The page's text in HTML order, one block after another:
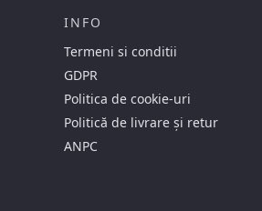
INFO
Termeni si conditii
GDPR
Politica de cookie-uri
Politică de livrare și retur
ANPC